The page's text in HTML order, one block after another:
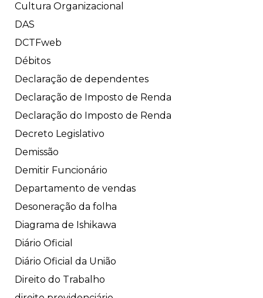
Cultura Organizacional
DAS
DCTFweb
Débitos
Declaração de dependentes
Declaração de Imposto de Renda
Declaração do Imposto de Renda
Decreto Legislativo
Demissão
Demitir Funcionário
Departamento de vendas
Desoneração da folha
Diagrama de Ishikawa
Diário Oficial
Diário Oficial da União
Direito do Trabalho